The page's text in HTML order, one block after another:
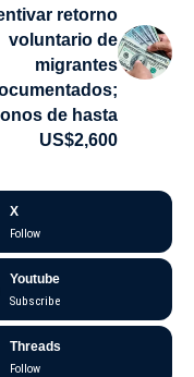
retorno
voluntario de
migrantes
de hasta
US$2,600
X
Follow
Youtube
Subscribe
Threads
Follow